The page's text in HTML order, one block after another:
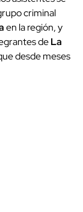
criminal
en la región, y
deLa
desde meses